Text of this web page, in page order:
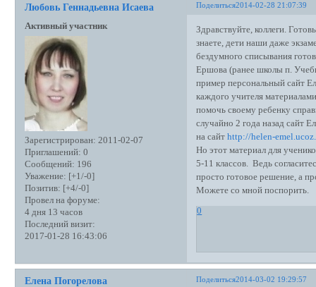
Поделиться2014-02-28 21:07:39
Любовь Геннадьевна Исаева
Активный участник
Зарегистрирован: 2011-02-07
Приглашений: 0
Сообщений: 196
Уважение: [+1/-0]
Позитив: [+4/-0]
Провел на форуме:
4 дня 13 часов
Последний визит:
2017-01-28 16:43:06
Здравствуйте, коллеги.
знаете, дети наши даже
бездумного списывания
Ершова (ранее школы п.
пример персональный сайт
каждого учителя
помочь своему ребенку
случайно 2 года назад сайт
на сайтhttp://helen-
Но этот материал для
5-11 классов. Ведь
просто готовое решение, а
Можете со мной поспорить.
0
Поделиться2014-03-02 19:29:57
Елена Погорелова